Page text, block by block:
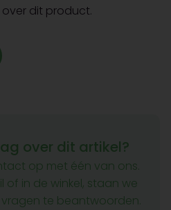
over dit product.
over dit artikel?
op met één van ons.
of in de winkel, staan we
te beantwoorden.